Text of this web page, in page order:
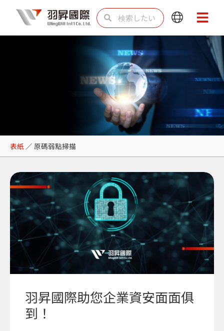
を
検
索 索
Main
Menu
Main
Menu
原碼弱點掃描
表紙 ／ 原碼弱點掃描
羽昇國際助您企業資安面面俱
到！